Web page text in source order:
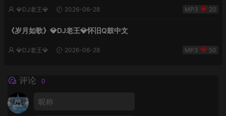
💎DJ老王💎 2026-06-28 20
《岁月如歌》💎DJ老王💎怀旧Q鼓中文
💎DJ老王💎 2026-06-28 50
评论 0